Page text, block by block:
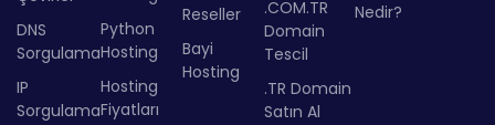
DNS
Sorgulama
IP
Sorgulama
Python
Hosting
Hosting
Fiyatları
Reseller
Bayi
Hosting
.COM.TR
Domain
Tescil
.TR Domain
Satın Al
Nedir?